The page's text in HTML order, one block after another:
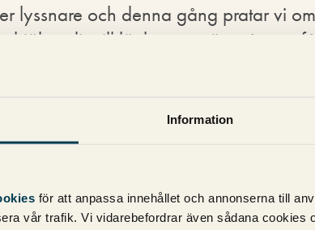
Information
för att anpassa innehållet och annonserna till
vår trafik. Vi vidarebefordrar även sådana cookies
lyssnare och denna gång pratar vi om
hjälpa dig till länkar som är svåra att få